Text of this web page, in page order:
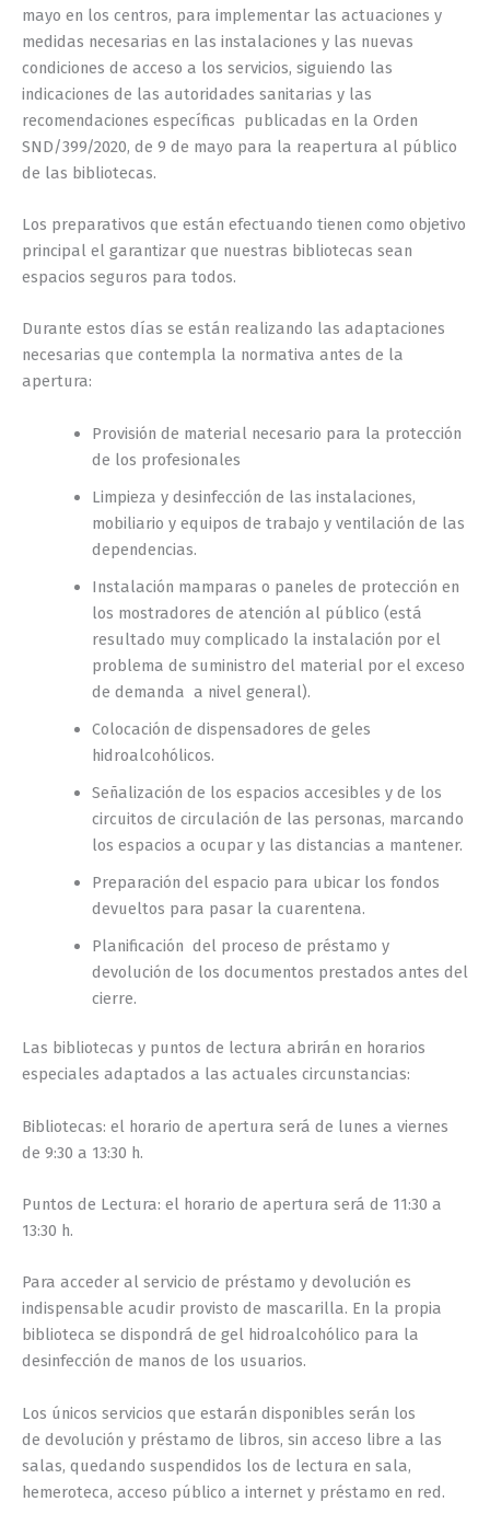
mayo en los centros, para implementar las actuaciones y
medidas necesarias en las instalaciones y las nuevas
condiciones de acceso a los servicios, siguiendo las
indicaciones de las autoridades sanitarias y las
recomendaciones específicas publicadas en la Orden
SND/399/2020, de 9 de mayo para la reapertura al público
de las bibliotecas.
Los preparativos que están efectuando tienen como objetivo
principal el garantizar que nuestras bibliotecas sean
espacios seguros para todos.
Durante estos días se están realizando las adaptaciones
necesarias que contempla la normativa antes de la
apertura:
Provisión de material necesario para la protección
de los profesionales
Limpieza y desinfección de las instalaciones,
mobiliario y equipos de trabajo y ventilación de las
dependencias.
Instalación mamparas o paneles de protección en
los mostradores de atención al público (está
resultado muy complicado la instalación por el
problema de suministro del material por el exceso
de demanda a nivel general).
Colocación de dispensadores de geles
hidroalcohólicos.
Señalización de los espacios accesibles y de los
circuitos de circulación de las personas, marcando
los espacios a ocupar y las distancias a mantener.
Preparación del espacio para ubicar los fondos
devueltos para pasar la cuarentena.
Planificación del proceso de préstamo y
devolución de los documentos prestados antes del
cierre.
Las bibliotecas y puntos de lectura abrirán en horarios
especiales adaptados a las actuales circunstancias:
Bibliotecas: el horario de apertura será de lunes a viernes
de 9:30 a 13:30 h.
Puntos de Lectura: el horario de apertura será de 11:30 a
13:30 h.
Para acceder al servicio de préstamo y devolución es
indispensable acudir provisto de mascarilla. En la propia
biblioteca se dispondrá de gel hidroalcohólico para la
desinfección de manos de los usuarios.
Los únicos servicios que estarán disponibles serán los
de devolución y préstamo de libros, sin acceso libre a las
salas, quedando suspendidos los de lectura en sala,
hemeroteca, acceso público a internet y préstamo en red.